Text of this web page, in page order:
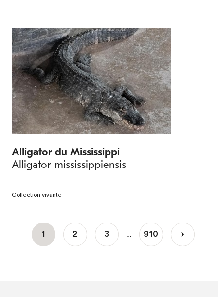
Alligator du Mississippi
Alligator mississippiensis
Collection vivante
Pagination
Page
1 Page
2 Page
3 … 910 Page
›